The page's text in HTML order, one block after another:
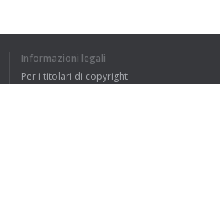
Informazioni legali
Per i titolari di copyright